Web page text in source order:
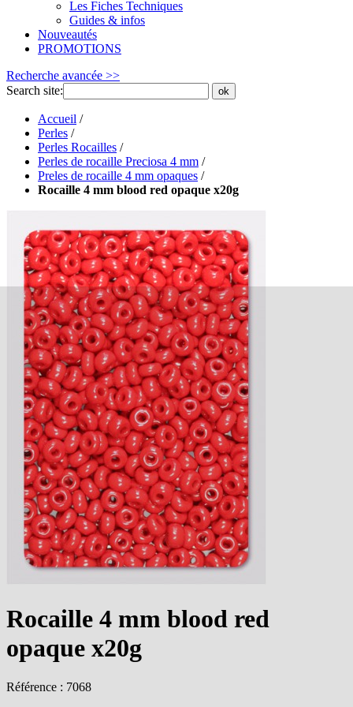
Les Fiches Techniques
Guides & infos
Nouveautés
PROMOTIONS
Recherche avancée >>
Search site:
ok
Accueil /
Perles /
Perles Rocailles /
Perles de rocaille Preciosa 4 mm /
Preles de rocaille 4 mm opaques /
Rocaille 4 mm blood red opaque x20g
Rocaille 4 mm blood red
opaque x20g
Référence : 7068